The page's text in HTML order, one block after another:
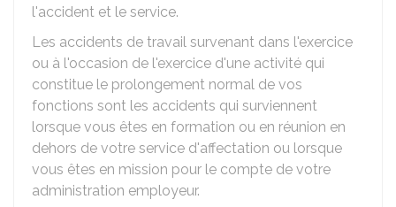
l'accident et le service.
Les accidents de travail survenant dans l'exercice
ou à l'occasion de l'exercice d'une activité qui
constitue le prolongement normal de vos
fonctions sont les accidents qui surviennent
lorsque vous êtes en formation ou en réunion en
dehors de votre service d'affectation ou lorsque
vous êtes en mission pour le compte de votre
administration employeur.